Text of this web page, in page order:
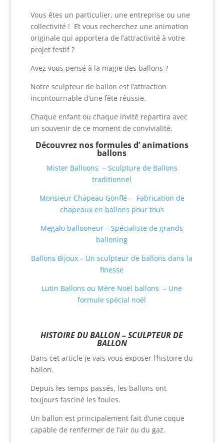
Vous êtes un particulier, une entreprise ou une
collectivité ! Et vous recherchez une animation
originale qui apportera de l’attractivité à votre
projet festif ?
Avez vous pensé à la magie des ballons ?
Notre sculpteur de ballon est l’attraction
incontournable d’une fête réussie.
Chaque enfant ou chaque invité repartira avec
un souvenir de ce moment de convivialité.
Découvrez nos formules d’ animations
ballons
Mister Balloons – Sculpture de Ballons
traditionnel
Monsieur Chapeau Gonflé – Fabrication de
chapeaux en ballons pour tous
Megalo ballooneur – Spécialiste de grands
balloning
Ballons Bijoux – Un sculpteur de ballons dans la
finesse
Lutin Ballons ou Mère Noël ballons – Une
formule spécial noël
HISTOIRE DU BALLON – SCULPTEUR DE
BALLON
Dans cet article je vais vous exposer l’histoire du
ballon.
Depuis les temps passés, les ballons ont
toujours fasciné les foules.
Un ballon est principalement fait d’une coque
capable de renfermer de l’air ou du gaz.